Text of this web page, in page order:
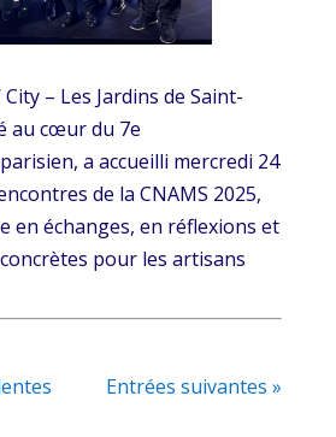
– Les Jardins de Saint-
au cœur du 7e
a accueilli mercredi 24
de la CNAMS 2025,
en échanges, en réflexions et
pour les artisans
Entrées suivantes »